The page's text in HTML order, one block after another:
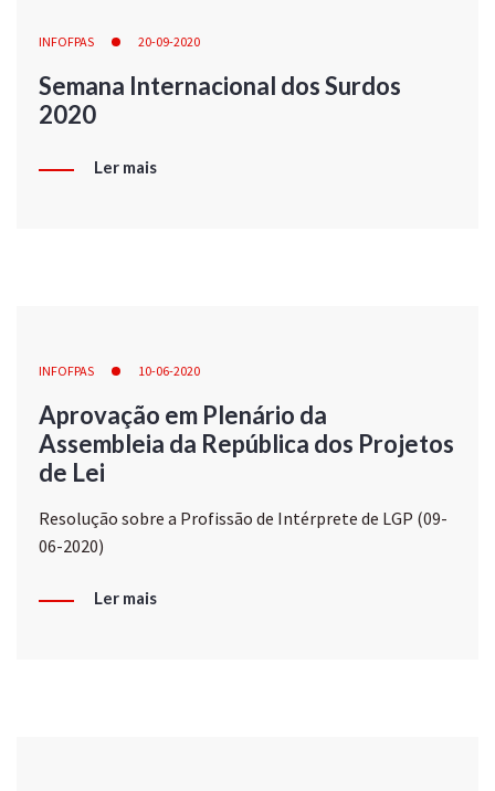
INFOFPAS 20-09-2020
Semana Internacional dos Surdos
2020
Ler mais
INFOFPAS 10-06-2020
Aprovação em Plenário da
Assembleia da República dos Projetos
de Lei
Resolução sobre a Profissão de Intérprete de LGP (09-
06-2020)
Ler mais